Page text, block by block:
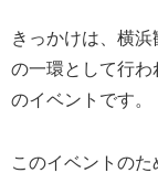
きっかけは、横
の一環として行わ
のイベントです。
このイベントの